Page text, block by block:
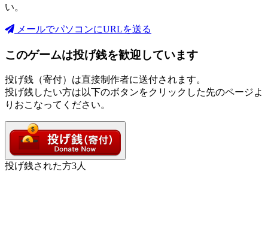
い。
メールでパソコンにURLを送る
このゲームは投げ銭を歓迎しています
投げ銭（寄付）は直接制作者に送付されます。
投げ銭したい方は以下のボタンをクリックした先のページよ
りおこなってください。
投げ銭された方3人